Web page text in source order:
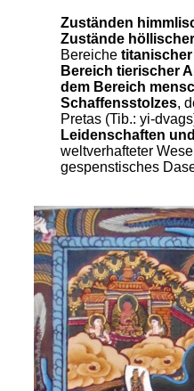
Zuständen
Zustände
Bereiche
Bereich tierischer
dem Bereich
Schaffensstolzes,
Pretas (Tib.: yi-
Leidenschaften
weltverhafteter
gespenstisches